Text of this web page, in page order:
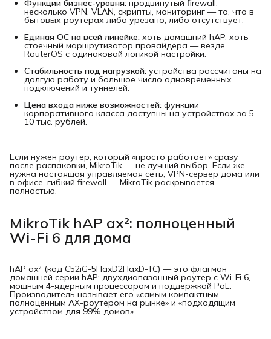
Функции бизнес-уровня: продвинутый firewall,
несколько VPN, VLAN, скрипты, мониторинг — то, что в
бытовых роутерах либо урезано, либо отсутствует.
Единая ОС на всей линейке: хоть домашний hAP, хоть
стоечный маршрутизатор провайдера — везде
RouterOS с одинаковой логикой настройки.
Стабильность под нагрузкой: устройства рассчитаны на
долгую работу и большое число одновременных
подключений и туннелей.
Цена входа ниже возможностей: функции
корпоративного класса доступны на устройствах за 5–
10 тыс. рублей.
Если нужен роутер, который «просто работает» сразу
после распаковки, MikroTik — не лучший выбор. Если же
нужна настоящая управляемая сеть, VPN-сервер дома или
в офисе, гибкий firewall — MikroTik раскрывается
полностью.
MikroTik hAP ax²: полноценный
Wi-Fi 6 для дома
hAP ax² (код C52iG-5HaxD2HaxD-TC) — это флагман
домашней серии hAP: двухдиапазонный роутер с Wi-Fi 6,
мощным 4-ядерным процессором и поддержкой PoE.
Производитель называет его «самым компактным
полноценным AX-роутером на рынке» и «подходящим
устройством для 99% домов».